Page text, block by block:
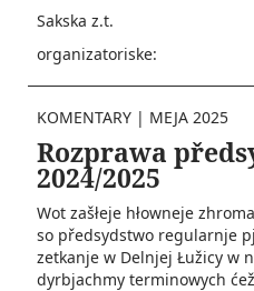
Sakska z.t.
organizatoriske:
KOMENTARY | MEJA 2025
Rozprawa
2024/2025
Wot zašłeje hłowneje
so předsydstwo regularnje
zetkanje w Delnjej Łužicy w
dyrbjachmy terminowych